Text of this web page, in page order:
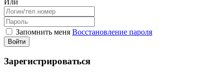
Или
Запомнить меня Восстановление пароля
Войти
Зарегистрироваться